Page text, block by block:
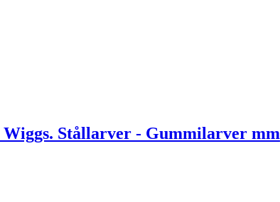
Stållarver - Gummilarver mm